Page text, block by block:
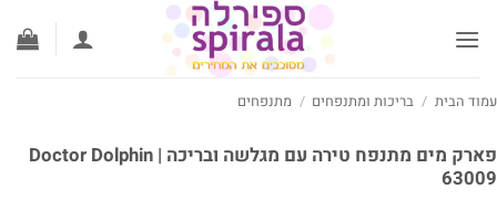
/ מתנפחים
פארק מים מתנפח טירה עם מגלשה ובריכה | Doctor Dolphin